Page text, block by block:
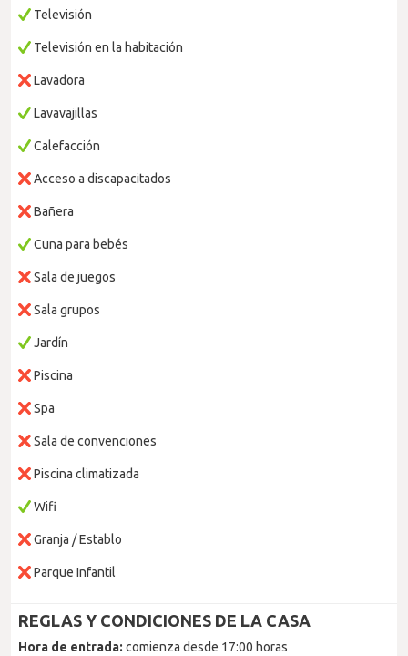
Televisión
Televisión en la habitación
Lavadora
Lavavajillas
Calefacción
Acceso a discapacitados
Bañera
Cuna para bebés
Sala de juegos
Sala grupos
Jardín
Piscina
Spa
Sala de convenciones
Piscina climatizada
Wifi
Granja / Establo
Parque Infantil
REGLAS Y CONDICIONES DE LA CASA
Hora de entrada: comienza desde 17:00 horas